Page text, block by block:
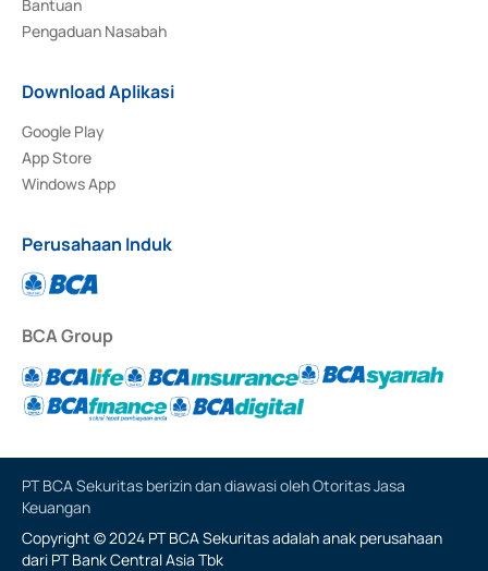
Bantuan
Pengaduan Nasabah
Download Aplikasi
Google Play
App Store
Windows App
Perusahaan Induk
BCA Group
PT BCA Sekuritas berizin dan diawasi oleh Otoritas Jasa
Keuangan
Copyright © 2024 PT BCA Sekuritas adalah anak perusahaan
dari PT Bank Central Asia Tbk